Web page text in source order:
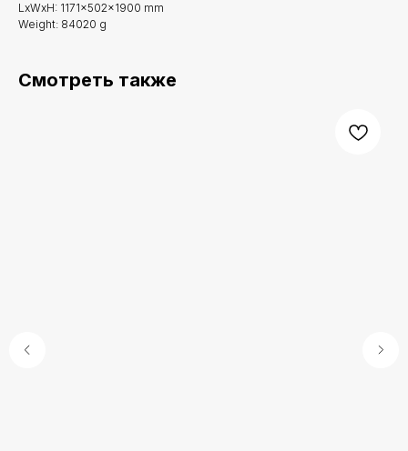
LxWxH: 1171x502x1900 mm
Weight: 84020 g
Смотреть также